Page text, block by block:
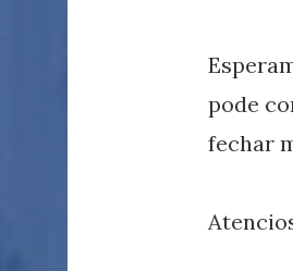
pode
fechar